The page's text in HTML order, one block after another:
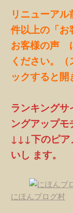
リニューア
件以上の「
お客様の声
ください。
ックすると開
ランキング
ングアップ
↓↓↓下のピア
いし ます。
にほんブログ村